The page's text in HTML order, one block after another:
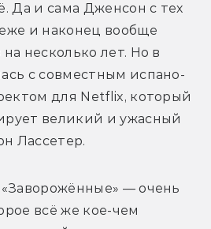
Да и сама Дженсон с тех
и наконец вообще
несколько лет. Но в
с совместным испано-
для Netflix, который
великий и ужасный
Лассетер.
— очень
всё же кое-чем